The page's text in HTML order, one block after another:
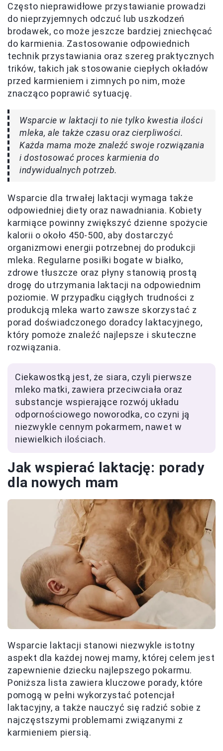
Często nieprawidłowe przystawianie prowadzi
do nieprzyjemnych odczuć lub uszkodzeń
brodawek, co może jeszcze bardziej zniechęcać
do karmienia. Zastosowanie odpowiednich
technik przystawiania oraz szereg praktycznych
trików, takich jak stosowanie ciepłych okładów
przed karmieniem i zimnych po nim, może
znacząco poprawić sytuację.
Wsparcie w laktacji to nie tylko kwestia ilości
mleka, ale także czasu oraz cierpliwości.
Każda mama może znaleźć swoje rozwiązania
i dostosować proces karmienia do
indywidualnych potrzeb.
Wsparcie dla trwałej laktacji wymaga także
odpowiedniej diety oraz nawadniania. Kobiety
karmiące powinny zwiększyć dzienne spożycie
kalorii o około 450-500, aby dostarczyć
organizmowi energii potrzebnej do produkcji
mleka. Regularne posiłki bogate w białko,
zdrowe tłuszcze oraz płyny stanowią prostą
drogę do utrzymania laktacji na odpowiednim
poziomie. W przypadku ciągłych trudności z
produkcją mleka warto zawsze skorzystać z
porad doświadczonego doradcy laktacyjnego,
który pomoże znaleźć najlepsze i skuteczne
rozwiązania.
Ciekawostką jest, że siara, czyli pierwsze
mleko matki, zawiera przeciwciała oraz
substancje wspierające rozwój układu
odpornościowego noworodka, co czyni ją
niezwykle cennym pokarmem, nawet w
niewielkich ilościach.
Jak wspierać laktację: porady
dla nowych mam
Wsparcie laktacji stanowi niezwykle istotny
aspekt dla każdej nowej mamy, której celem jest
zapewnienie dziecku najlepszego pokarmu.
Poniższa lista zawiera kluczowe porady, które
pomogą w pełni wykorzystać potencjał
laktacyjny, a także nauczyć się radzić sobie z
najczęstszymi problemami związanymi z
karmieniem piersią.